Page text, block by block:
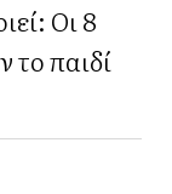
Οι 8
το παιδί